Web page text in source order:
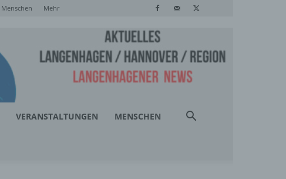
Menschen Mehr
VERANSTALTUNGEN MENSCHEN